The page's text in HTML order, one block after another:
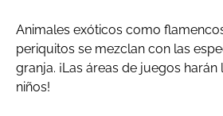
Animales exóticos como
periquitos se mezclan con las
granja. ¡Las áreas de juegos
niños!